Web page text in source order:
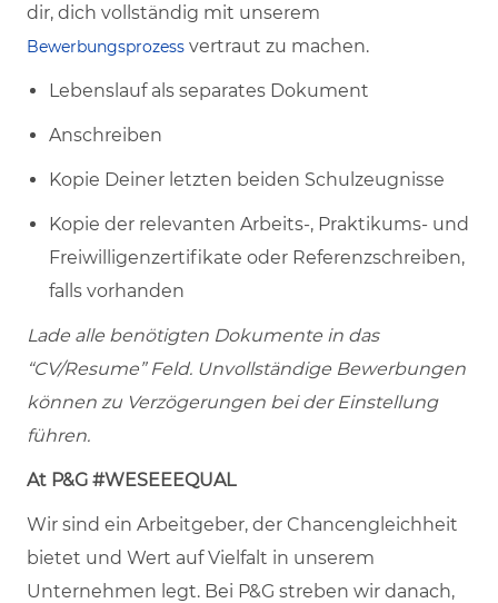
dir, dich vollständig mit unserem
Bewerbungsprozess vertraut zu machen.
Lebenslauf als separates Dokument
Anschreiben
Kopie Deiner letzten beiden Schulzeugnisse
Kopie der relevanten Arbeits-, Praktikums- und
Freiwilligenzertifikate oder Referenzschreiben,
falls vorhanden
Lade alle benötigten Dokumente in das
“CV/Resume” Feld. Unvollständige Bewerbungen
können zu Verzögerungen bei der Einstellung
führen.
At P&G #WESEEEQUAL
Wir sind ein Arbeitgeber, der Chancengleichheit
bietet und Wert auf Vielfalt in unserem
Unternehmen legt. Bei P&G streben wir danach,